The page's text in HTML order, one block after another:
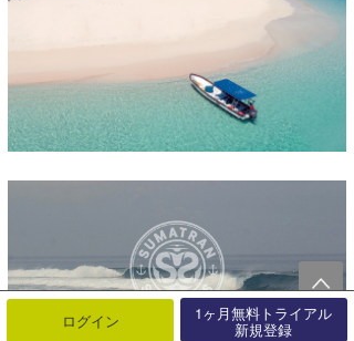
ログイン 1ヶ月無料トライアル
新規登録